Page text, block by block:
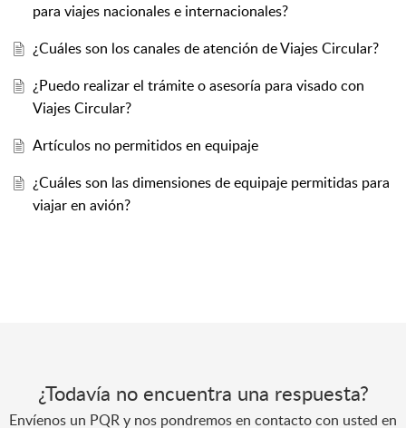
para viajes nacionales e internacionales?
¿Cuáles son los canales de atención de Viajes Circular?
¿Puedo realizar el trámite o asesoría para visado con
Viajes Circular?
Artículos no permitidos en equipaje
¿Cuáles son las dimensiones de equipaje permitidas para
viajar en avión?
¿Todavía no encuentra una respuesta?
Envíenos un PQR y nos pondremos en contacto con usted en